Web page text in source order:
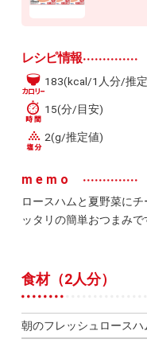
レシピ情報
183(kcal/1人分/推
15(分/目安)
2(g/推定値)
memo
ロースハムと夏野菜に
ッタリの簡単おつまみで
食材（2人分）
朝のフレッシュロースハ